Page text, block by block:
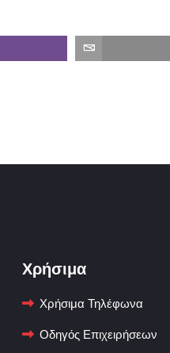
Χρήσιμα
Χρήσιμα Τηλέφωνα
Οδηγός Επιχειρήσεων